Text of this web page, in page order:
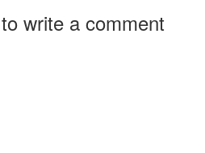
write a comment